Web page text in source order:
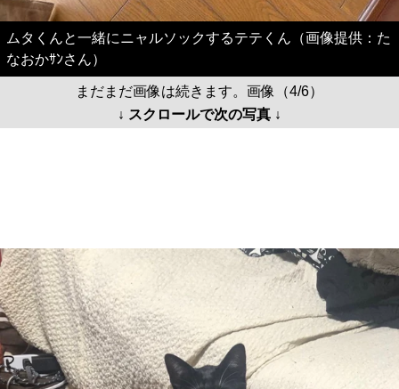
ムタくんと一緒にニャルソックするテテくん（画像提供：た
なおかｻﾝさん）
まだまだ画像は続きます。画像（4/6）
↓ スクロールで次の写真 ↓